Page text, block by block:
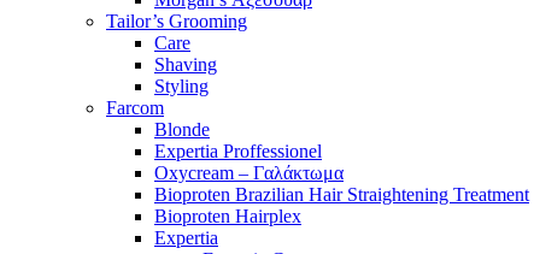
Tailor’s Grooming
Care
Shaving
Styling
Farcom
Blonde
Expertia Proffessionel
Oxycream – Γαλάκτωμα
Bioproten Brazilian Hair Straightening Treatment
Bioproten Hairplex
Expertia